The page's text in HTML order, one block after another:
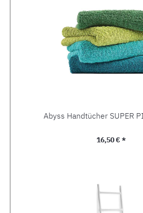
Abyss Handtücher SUPER
Regulärer Preis:
16,50 € *